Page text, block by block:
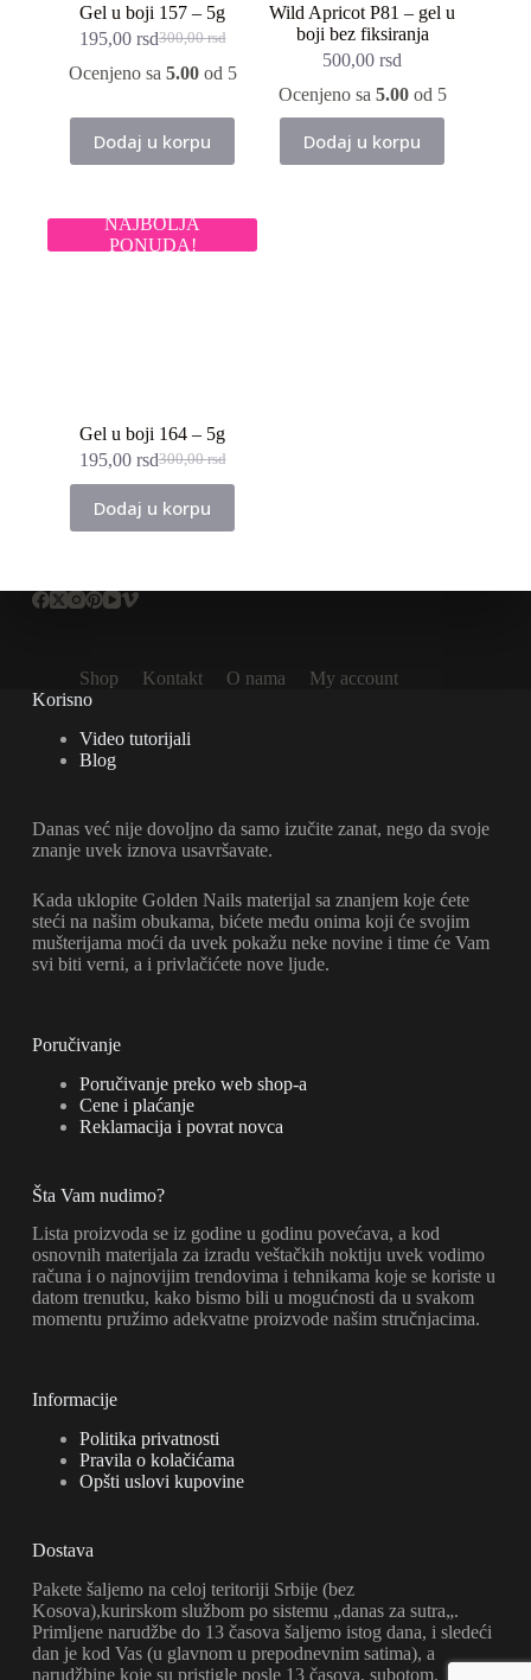
Gel u boji 157 – 5g
300,00rsd
Originalna
cena
300,00 rsd.
195,00 rsdTrenutna
cena
Ocenjeno sa 5.00od 5
Dodaj u korpu
Wild Apricot P81 – gel u
boji bez fiksiranja
500,00rsd
Ocenjeno sa 5.00od 5
Dodaj u korpu
NAJBOLJA
PONUDA!
Gel u boji 164 – 5g
300,00rsd
Originalna
cena
je
bila:
195,00 rsdTrenutna
cena
je:
195,00 rsd.
Dodaj u korpu
Shop Kontakt O nama
My account
Korisno
Video tutorijali
Blog
Danas već nije dovoljno da samo izučite zanat, nego da svoje
znanje uvek iznova usavršavate.
Kada uklopite Golden Nails materijal sa znanjem koje ćete
steći na našim obukama, bićete među onima koji će svojim
mušterijama moći da uvek pokažu neke novine i time će Vam
svi biti verni, a i privlačićete nove ljude.
Poručivanje
Poručivanje preko web shop-a
Cene i plaćanje
Reklamacija i povrat novca
Šta Vam nudimo?
Lista proizvoda se iz godine u godinu povećava, a kod
osnovnih materijala za izradu veštačkih noktiju uvek vodimo
računa i o najnovijim trendovima i tehnikama koje se koriste u
datom trenutku, kako bismo bili u mogućnosti da u svakom
momentu pružimo adekvatne proizvode našim stručnjacima.
Informacije
Politika privatnosti
Pravila o kolačićama
Opšti uslovi kupovine
Dostava
Pakete šaljemo na celoj teritoriji Srbije (bez
Kosova),kurirskom službom po sistemu „danas za sutra„.
Primljene narudžbe do 13 časova šaljemo istog dana, i sledeći
dan je kod Vas (u glavnom u prepodnevnim satima), a
narudžbine koje su pristigle posle 13 časova, subotom,